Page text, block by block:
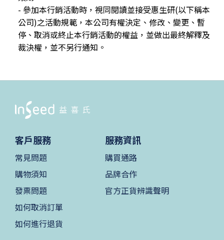
- 參加本行銷活動時，視同閱讀並接受惠生研(以下稱本
公司)之活動規範，本公司有權決定、修改、變更、暫
停、取消或終止本行銷活動的權益，並做出最終解釋及
裁決權，並不另行通知。
客戶服務
常見問題
購物須知
發票問題
如何取消訂單
如何進行退貨
服務資訊
購買通路
品牌合作
官方正貨辨識聲明